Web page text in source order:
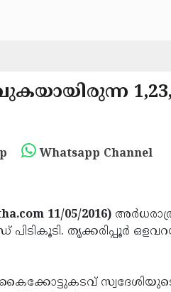
Whatsapp Channel
11/05/2016)
തൃക്കരിപ്പൂര്‍
കൈക്കോട്ടുകടവ്